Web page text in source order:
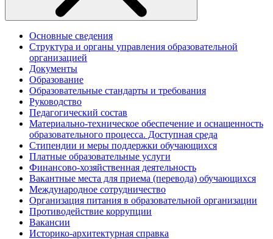
Основные сведения
Структура и органы управления образовательной
организацией
Документы
Образование
Образовательные стандарты и требования
Руководство
Педагогический состав
Материально-техническое обеспечение и оснащенность
образовательного процесса. Доступная среда
Стипендии и меры поддержки обучающихся
Платные образовательные услуги
Финансово-хозяйственная деятельность
Вакантные места для приема (перевода) обучающихся
Международное сотрудничество
Организация питания в образовательной организации
Противодействие коррупции
Вакансии
Историко-архитектурная справка